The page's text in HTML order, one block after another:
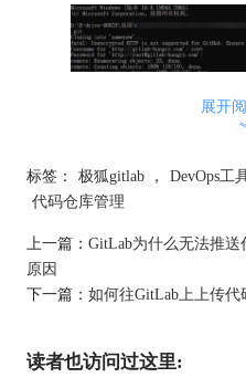
2、配置远程仓库
进入每个本地仓库目录，
令添加远程仓库地址。
hungry.com/root/
本地目录中执行git
展开
标签： 极狐gitlab ， DevOps工
代码仓库管理
上一篇： GitLab为什么无法推
原因
下一篇： 如何往GitLab上上传
读者也访问过这里: